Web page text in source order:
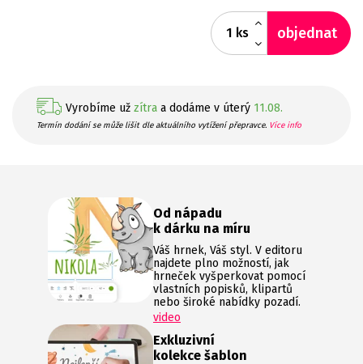
ks objednat
Vyrobíme už zítra a dodáme v úterý 11.08.
Termín dodání se může lišit dle aktuálního vytížení přepravce. Více info
Od nápadu
k dárku na míru
Váš hrnek, Váš styl. V editoru
najdete plno možností, jak
hrneček vyšperkovat pomocí
vlastních popisků, klipartů
nebo široké nabídky pozadí.
video
Exkluzivní
kolekce šablon